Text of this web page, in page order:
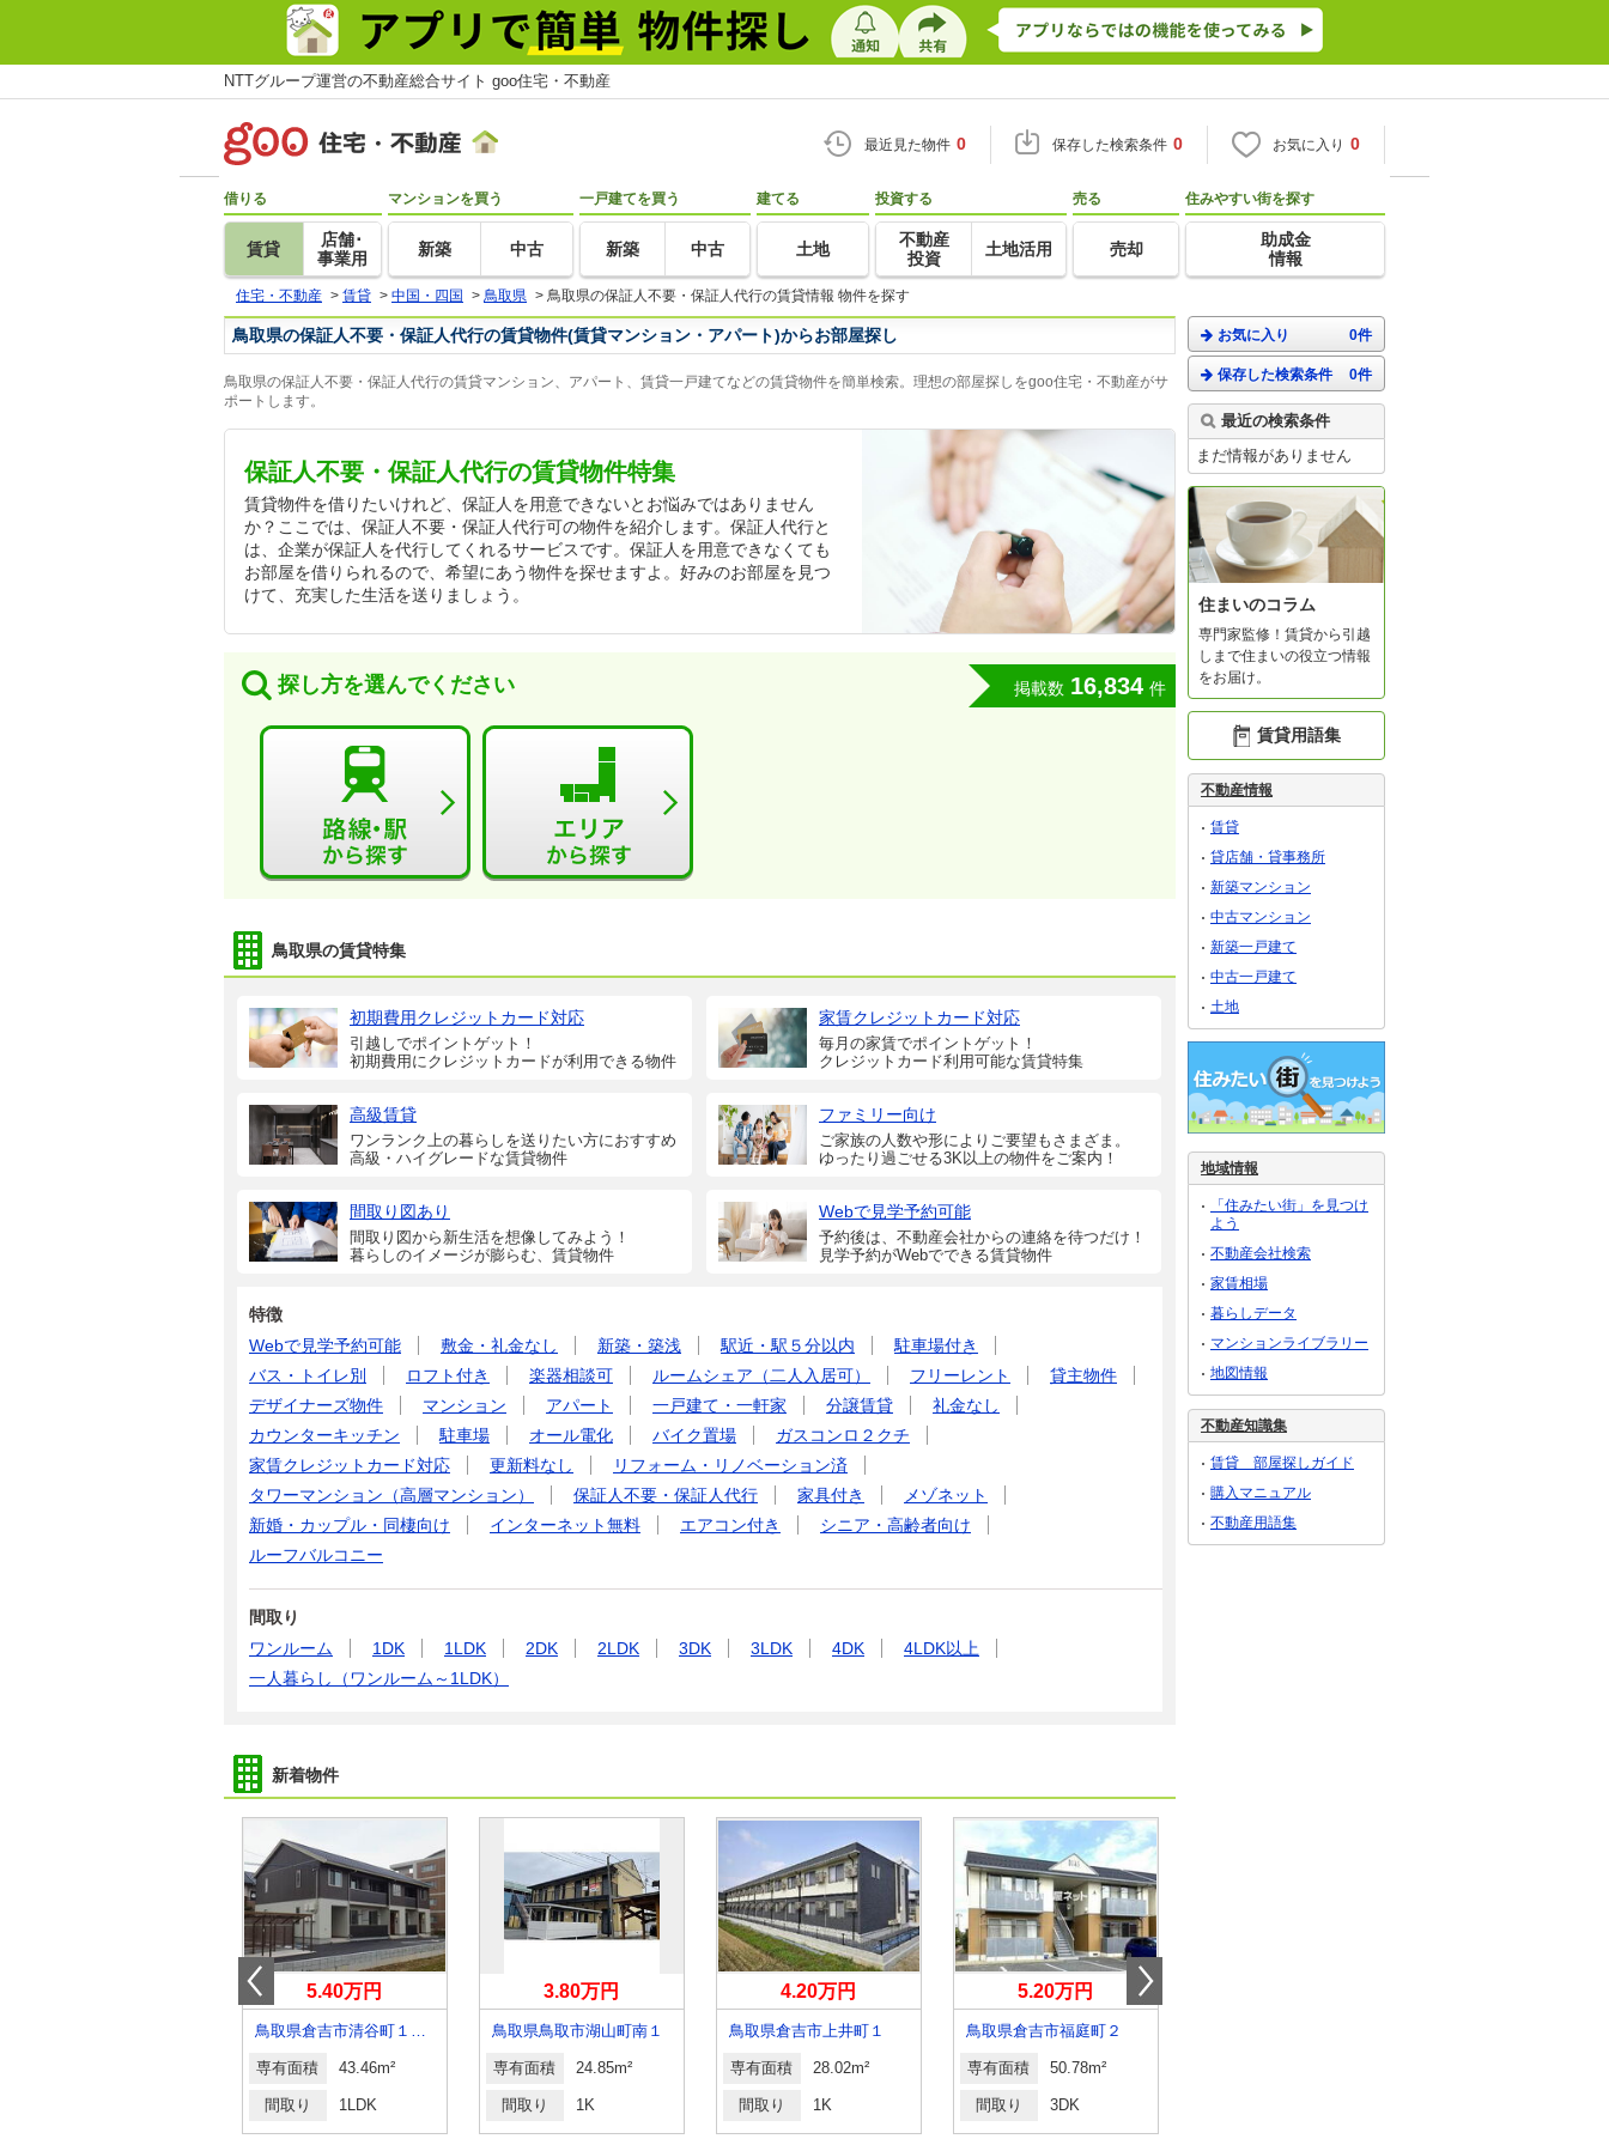
NTTグループ運営の不動産総合サイト goo住宅・不動産
最近見た物件 0 保存した検索条件 0 お気に入り 0
借りる
賃貸
店舗･
事業用
マンションを買う
新築 中古
一戸建てを買う
新築 中古
建てる
土地
投資する
不動産
投資
土地活用
売る
売却
住みやすい街を探す
助成金
情報
住宅・不動産 > 賃貸 > 中国・四国 > 鳥取県 > 鳥取県の保証人不要・保証人代行の賃貸情報 物件を探す
鳥取県の保証人不要・保証人代行の賃貸物件(賃貸マンション・アパート)からお部屋探し
鳥取県の保証人不要・保証人代行の賃貸マンション、アパート、賃貸一戸建てなどの賃貸物件を簡単検索。理想の部屋探しをgoo住宅・不動産がサ
ポートします。
保証人不要・保証人代行の賃貸物件特集
賃貸物件を借りたいけれど、保証人を用意できないとお悩みではありません
か？ここでは、保証人不要・保証人代行可の物件を紹介します。保証人代行と
は、企業が保証人を代行してくれるサービスです。保証人を用意できなくても
お部屋を借りられるので、希望にあう物件を探せますよ。好みのお部屋を見つ
けて、充実した生活を送りましょう。
探し方を選んでください 掲載数 16,834 件
鳥取県の賃貸特集
初期費用クレジットカード対応
引越しでポイントゲット！
初期費用にクレジットカードが利用できる物件
家賃クレジットカード対応
毎月の家賃でポイントゲット！
クレジットカード利用可能な賃貸特集
高級賃貸
ワンランク上の暮らしを送りたい方におすすめ
高級・ハイグレードな賃貸物件
ファミリー向け
ご家族の人数や形によりご要望もさまざま。
ゆったり過ごせる3K以上の物件をご案内！
間取り図あり
間取り図から新生活を想像してみよう！
暮らしのイメージが膨らむ、賃貸物件
Webで見学予約可能
予約後は、不動産会社からの連絡を待つだけ！
見学予約がWebでできる賃貸物件
特徴
Webで見学予約可能
敷金・礼金なし 新築・築浅 駅近・駅５分以内
駐車場付き
バス・トイレ別
ロフト付き 楽器相談可 ルームシェア（二人入居可） フリーレント
貸主物件
デザイナーズ物件
マンション アパート 一戸建て・一軒家 分譲賃貸
礼金なし
カウンターキッチン
駐車場 オール電化 バイク置場
ガスコンロ２クチ
家賃クレジットカード対応
更新料なし
リフォーム・リノベーション済
タワーマンション（高層マンション）
保証人不要・保証人代行 家具付き
メゾネット
新婚・カップル・同棲向け
インターネット無料 エアコン付き
シニア・高齢者向け
ルーフバルコニー
間取り
ワンルーム
1DK 1LDK 2DK 2LDK 3DK 3LDK 4DK
4LDK以上
一人暮らし（ワンルーム～1LDK）
新着物件
5.40万円
鳥取県倉吉市清谷町１丁目
専有面積 43.46m²
間取り 1LDK
3.80万円
鳥取県鳥取市湖山町南１
専有面積 24.85m²
間取り 1K
4.20万円
鳥取県倉吉市上井町１
専有面積 28.02m²
間取り 1K
5.20万円
鳥取県倉吉市福庭町２
専有面積 50.78m²
間取り 3DK
お気に入り 0件
保存した検索条件 0件
最近の検索条件
まだ情報がありません
住まいのコラム
専門家監修！賃貸から引越
しまで住まいの役立つ情報
をお届け。
賃貸用語集
不動産情報
賃貸
貸店舗・貸事務所
新築マンション
中古マンション
新築一戸建て
中古一戸建て
土地
地域情報
「住みたい街」を見つけ
よう
不動産会社検索
家賃相場
暮らしデータ
マンションライブラリー
地図情報
不動産知識集
賃貸 部屋探しガイド
購入マニュアル
不動産用語集